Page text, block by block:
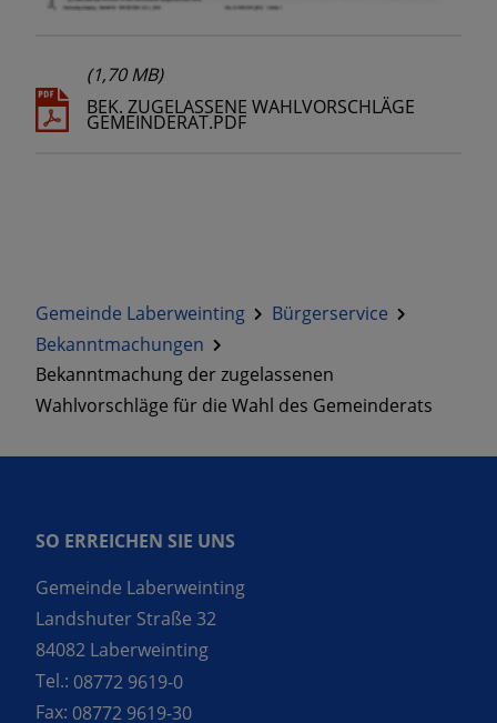
Gemeinde Laberweinting
Bürgerservice
Bekanntmachungen
Bekanntmachung der zugelassenen
Wahlvorschläge für die Wahl des Gemeinderats
(1,70 MB)
BEK. ZUGELASSENE WAHLVORSCHLÄGE
GEMEINDERAT.PDF
SO ERREICHEN SIE UNS
Gemeinde Laberweinting
Landshuter Straße 32
84082 Laberweinting
Tel.: 08772 9619-0
Fax: 08772 9619-30